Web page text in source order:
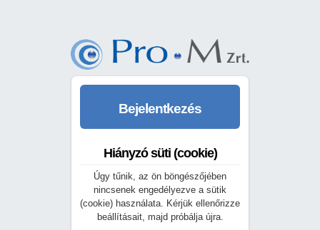
Bejelentkezés
Hiányzó süti (cookie)
Úgy tűnik, az ön böngészőjében
nincsenek engedélyezve a sütik
(cookie) használata. Kérjük ellenőrizze
beállításait, majd próbálja újra.